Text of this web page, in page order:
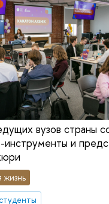
вузов страны
и
жизнь
студенты